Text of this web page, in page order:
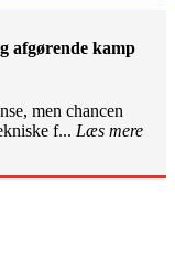
afgørende kamp
men chancen
f... Læs mere